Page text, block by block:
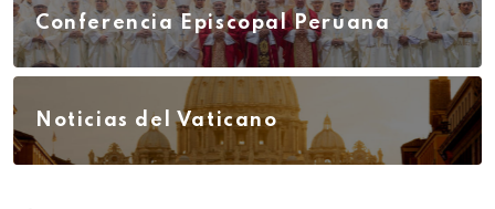
Conferencia Episcopal Peruana
Noticias del Vaticano